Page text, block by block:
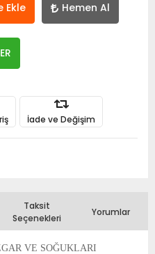
Ekle Hemen Al
İade ve Değişim
Taksit
Seçenekleri
Yorumlar
VE SOĞUKLARI